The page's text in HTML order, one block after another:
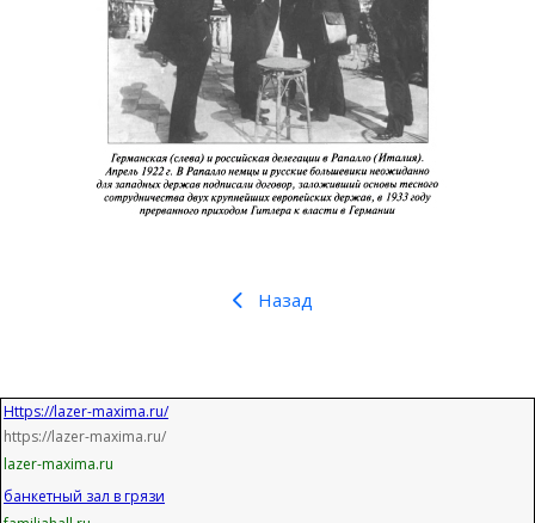
Назад
Https://lazer-maxima.ru/
https://lazer-maxima.ru/
lazer-maxima.ru
банкетный зал в грязи